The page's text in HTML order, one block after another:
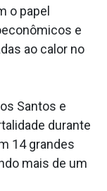
o papel
e
ao calor no
Santos e
durante
14 grandes
mais de um